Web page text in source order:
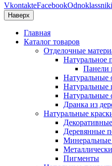
VkontakteFacebookOdnoklassniki
Наверх
Главная
Каталог товаров
Отделочные
Натуральное
Панели
Натуральные
Натуральные
Натуральные
Дранка из
Натуральные
Деревянные
Минеральные
Пигменты